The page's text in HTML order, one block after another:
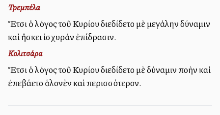
Τρεμπέλα
Ἔτσι ὁ λόγος τοῦ Κυρίου διεδίδετο μὲ μεγάλην δύναμιν
καὶ ἤσκει ἰσχυρὰν ἐπίδρασιν.
Κολιτσάρα
Ἔτσι ὁ λόγος τοῦ Κυρίου διεδίδετο μὲ δύναμιν πολλὴν καὶ
ἐπεβάλλετο ὁλονὲν καὶ περισσότερον.